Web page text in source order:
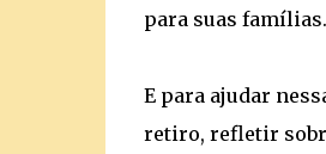
para suas famílias.
E para ajudar
retiro, refletir